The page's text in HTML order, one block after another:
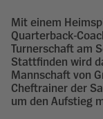
Mit einem
Quarterback-
Turnerschaft am
Stattfinden wird
Mannschaft von
Cheftrainer der
um den Aufstieg